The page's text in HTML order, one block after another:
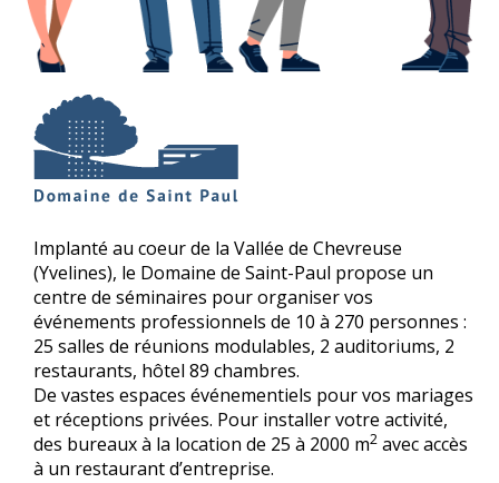
Implanté au coeur de la Vallée de Chevreuse
(Yvelines), le Domaine de Saint-Paul propose un
centre de séminaires pour organiser vos
événements professionnels de 10 à 270 personnes :
25 salles de réunions modulables, 2 auditoriums, 2
restaurants, hôtel 89 chambres.
De vastes espaces événementiels pour vos mariages
et réceptions privées. Pour installer votre activité,
des bureaux à la location de 25 à 2000 m2 avec accès
à un restaurant d’entreprise.